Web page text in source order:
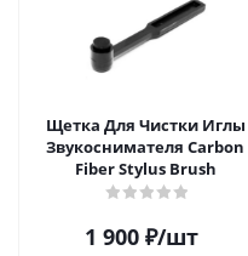
Щетка Для Чистки Иглы
Звукоснимателя Carbon
Fiber Stylus Brush
1 900₽/шт